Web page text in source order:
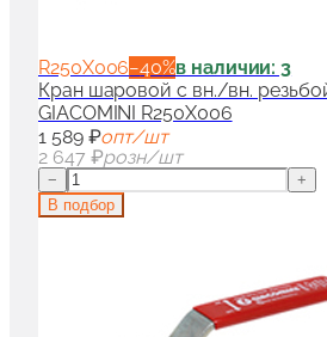
R250X006−40%в наличии: 3
Кран шаровой с вн./вн.
GIACOMINI R250X006
1 589 ₽опт/шт
2 647 ₽розн/шт
−
+
В подбор